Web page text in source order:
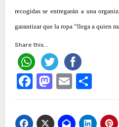
recogidas se entregarán a una
garantizar que la ropa “llega a quien
Share this...
Facebook
Mastodon
Email